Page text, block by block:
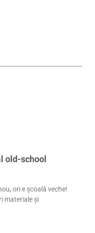
old-school
ori e școală veche!
materiale și